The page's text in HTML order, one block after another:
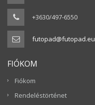
+3630/497-6550
futopad@futopad.eu
FIÓKOM
Fiókom
Rendeléstörténet